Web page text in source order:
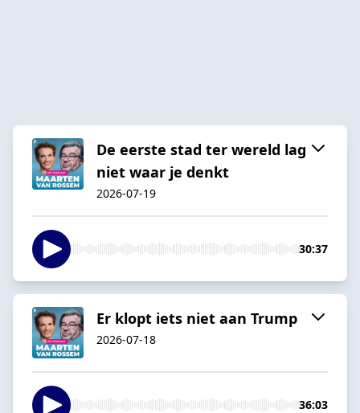
De eerste stad ter wereld lag
niet waar je denkt
2026-07-19
30:37
Er klopt iets niet aan Trump
2026-07-18
36:03